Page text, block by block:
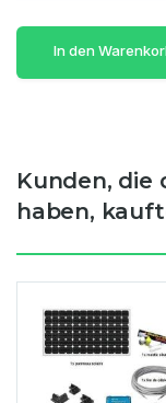
In den
Kunden, die
haben,